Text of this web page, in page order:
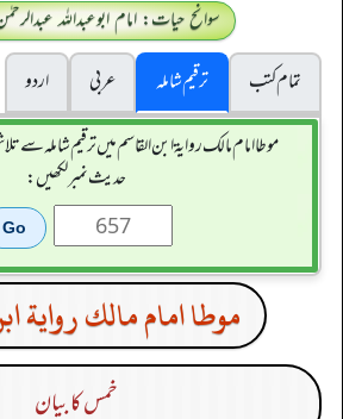
سوانح حیات: امام ابوعبداللہ
تمام کتب
ترقیم شاملہ عربی
اردو
موطا امام مالك رواية ابن القاسم میں ترقیم شاملہ سے
حدیث نمبر لکھیں:
موطا امام مالك رواية
خمس کا بیان